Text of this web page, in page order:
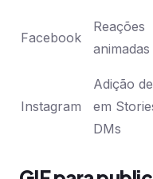
Facebook
Reações
animadas
Instagram
Adição
em
DMs